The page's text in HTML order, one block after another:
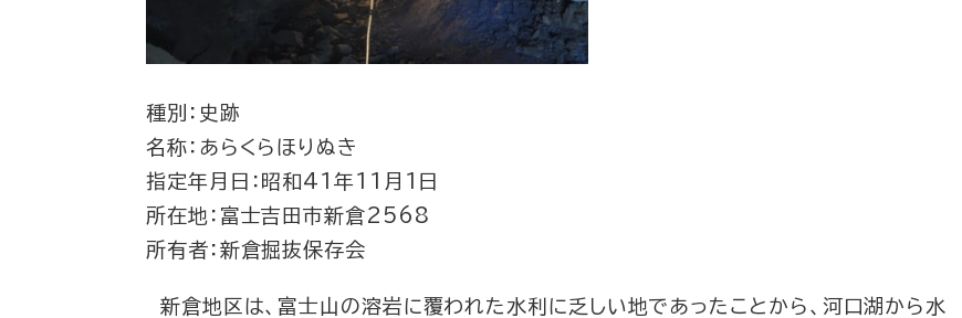
種別：史跡
名称：あらくらほりぬき
指定年月日：昭和41年11月1日
所在地：富士吉田市新倉2568
所有者：新倉掘抜保存会
新倉地区は、富士山の溶岩に覆われた水利に乏しい地であったことから、河口湖から水